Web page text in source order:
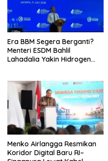
Era BBM Segera Berganti?
Menteri ESDM Bahlil
Lahadalia Yakin Hidrogen
Menko Airlangga Resmikan
Koridor Digital Baru RI–